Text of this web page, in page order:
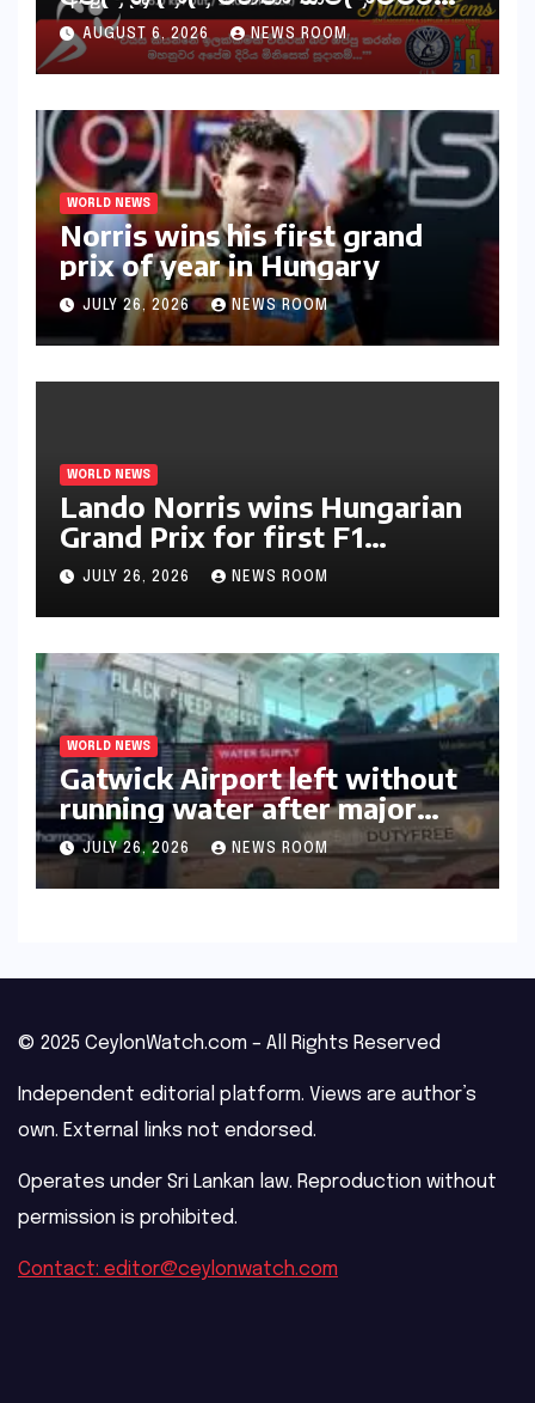
30ක විශේෂ මැරතන් ධාවන
අභියෝගයකට සැරසෙයි
AUGUST 6, 2026 NEWS ROOM
WORLD NEWS
Norris wins his first grand
prix of year in Hungary​​
JULY 26, 2026 NEWS ROOM
WORLD NEWS
Lando Norris wins Hungarian
Grand Prix for first F1
triumph in 2026​​
JULY 26, 2026 NEWS ROOM
WORLD NEWS
Gatwick Airport left without
running water after major
outage​​
JULY 26, 2026 NEWS ROOM
© 2025 CeylonWatch.com – All Rights Reserved
Independent editorial platform. Views are author’s
own. External links not endorsed.
Operates under Sri Lankan law. Reproduction without
permission is prohibited.
Contact: editor@ceylonwatch.com